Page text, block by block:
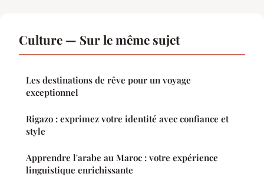
Culture — Sur le même sujet
Les destinations de rêve pour un voyage
exceptionnel
Rigazo : exprimez votre identité avec confiance et
style
Apprendre l'arabe au Maroc : votre expérience
linguistique enrichissante